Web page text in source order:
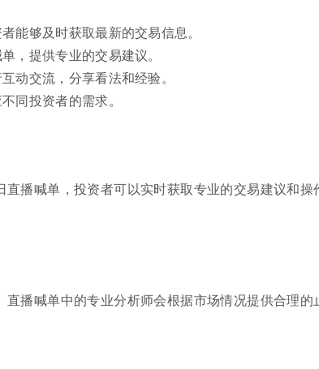
能够及时获取最新的交易信息。
，提供专业的交易建议。
动交流，分享看法和经验。
同投资者的需求。
播喊单，投资者可以实时获取专业的交易建议和操
播喊单中的专业分析师会根据市场情况提供合理的